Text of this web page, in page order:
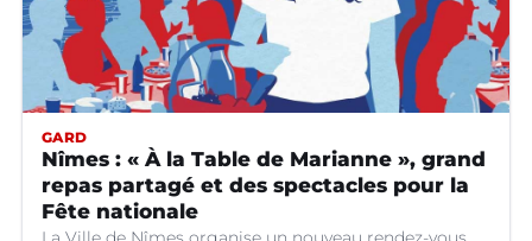
GARD
Nîmes : « À la Table de Marianne », grand
repas partagé et des spectacles pour la
Fête nationale